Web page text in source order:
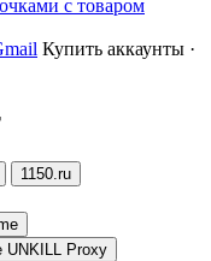
с товаром
Купить аккаунты ·
1150.ru
UNKILL Proxy